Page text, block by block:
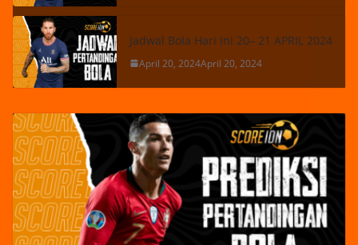
Jadwal Bola Hari Ini 20– 21 APRIL 2024
April 20, 2024April 20, 2024